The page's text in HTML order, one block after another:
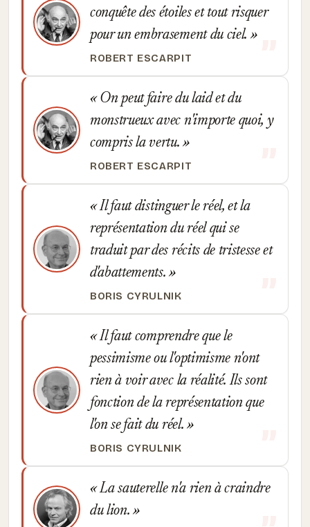
conquête des étoiles et tout risquer
pour un embrasement du ciel.
ROBERT ESCARPIT
On peut faire du laid et du
monstrueux avec n'importe quoi, y
compris la vertu.
ROBERT ESCARPIT
Il faut distinguer le réel, et la
représentation du réel qui se
traduit par des récits de tristesse et
d'abattements.
BORIS CYRULNIK
Il faut comprendre que le
pessimisme ou l'optimisme n'ont
rien à voir avec la réalité. Ils sont
fonction de la représentation que
l'on se fait du réel.
BORIS CYRULNIK
La sauterelle n'a rien à craindre
du lion.